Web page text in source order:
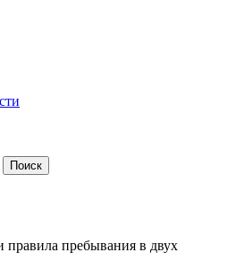
пребывания в двух